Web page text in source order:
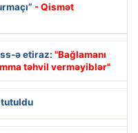
- Qismət
ə etiraz: "Bağlamanı
təhvil verməyiblər"
tutuldu